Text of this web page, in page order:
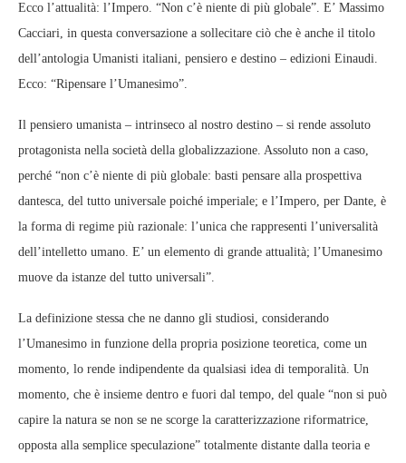
Ecco l’attualità: l’Impero. “Non c’è niente di più globale”. E’ Massimo
Cacciari, in questa conversazione a sollecitare ciò che è anche il titolo
dell’antologia Umanisti italiani, pensiero e destino – edizioni Einaudi.
Ecco: “Ripensare l’Umanesimo”.
Il pensiero umanista – intrinseco al nostro destino – si rende assoluto
protagonista nella società della globalizzazione. Assoluto non a caso,
perché “non c’è niente di più globale: basti pensare alla prospettiva
dantesca, del tutto universale poiché imperiale; e l’Impero, per Dante, è
la forma di regime più razionale: l’unica che rappresenti l’universalità
dell’intelletto umano. E’ un elemento di grande attualità; l’Umanesimo
muove da istanze del tutto universali”.
La definizione stessa che ne danno gli studiosi, considerando
l’Umanesimo in funzione della propria posizione teoretica, come un
momento, lo rende indipendente da qualsiasi idea di temporalità. Un
momento, che è insieme dentro e fuori dal tempo, del quale “non si può
capire la natura se non se ne scorge la caratterizzazione riformatrice,
opposta alla semplice speculazione” totalmente distante dalla teoria e